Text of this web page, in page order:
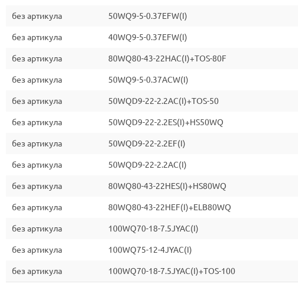
без артикула 50WQ9-5-0.37EFW(I)
без артикула 40WQ9-5-0.37EFW(I)
без артикула 80WQ80-43-22HAC(I)+TOS-80F
без артикула 50WQ9-5-0.37ACW(I)
без артикула 50WQD9-22-2.2AC(I)+TOS-50
без артикула 50WQD9-22-2.2ES(I)+HS50WQ
без артикула 50WQD9-22-2.2EF(I)
без артикула 50WQD9-22-2.2AC(I)
без артикула 80WQ80-43-22HES(I)+HS80WQ
без артикула 80WQ80-43-22HEF(I)+ELB80WQ
без артикула 100WQ70-18-7.5JYAC(I)
без артикула 100WQ75-12-4JYAC(I)
без артикула 100WQ70-18-7.5JYAC(I)+TOS-100